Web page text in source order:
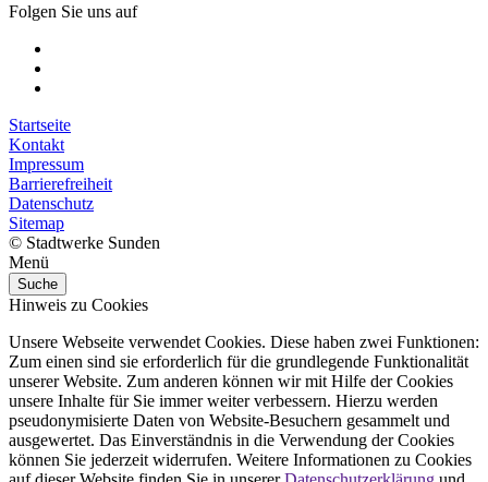
Folgen Sie uns auf
Startseite
Kontakt
Impressum
Barrierefreiheit
Datenschutz
Sitemap
© Stadtwerke Sunden
Menü
Suche
Hinweis zu Cookies
Unsere Webseite verwendet Cookies. Diese haben zwei Funktionen:
Zum einen sind sie erforderlich für die grundlegende Funktionalität
unserer Website. Zum anderen können wir mit Hilfe der Cookies
unsere Inhalte für Sie immer weiter verbessern. Hierzu werden
pseudonymisierte Daten von Website-Besuchern gesammelt und
ausgewertet. Das Einverständnis in die Verwendung der Cookies
können Sie jederzeit widerrufen. Weitere Informationen zu Cookies